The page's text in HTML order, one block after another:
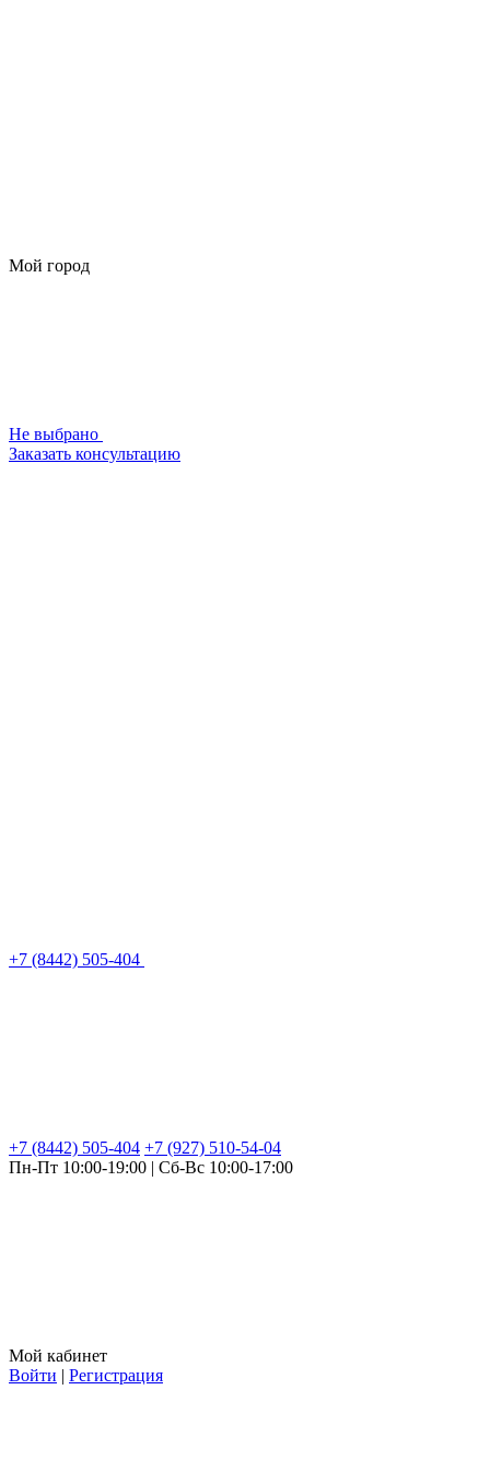
Мой город
Не выбрано
Заказать консультацию
+7 (8442) 505-404
+7 (8442) 505-404 +7 (927) 510-54-04
Пн-Пт 10:00-19:00 | Сб-Вс 10:00-17:00
Мой кабинет
Войти | Регистрация